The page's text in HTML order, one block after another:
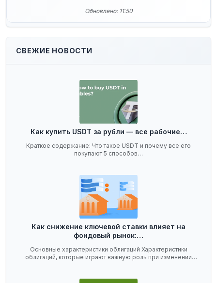
Обновлено: 11:50
СВЕЖИЕ НОВОСТИ
Как купить USDT за рубли — все рабочие…
Краткое содержание: Что такое USDT и почему все его
покупают 5 способов…
Как снижение ключевой ставки влияет на
фондовый рынок:…
Основные характеристики облигаций Характеристики
облигаций, которые играют важную роль при изменении